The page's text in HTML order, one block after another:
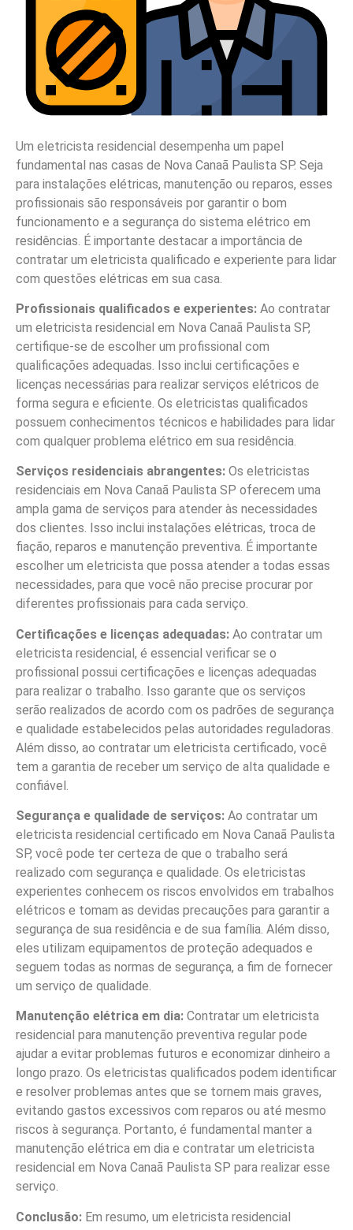
Um eletricista residencial desempenha um papel
fundamental nas casas de Nova Canaã Paulista SP. Seja
para instalações elétricas, manutenção ou reparos, esses
profissionais são responsáveis por garantir o bom
funcionamento e a segurança do sistema elétrico em
residências. É importante destacar a importância de
contratar um eletricista qualificado e experiente para lidar
com questões elétricas em sua casa.
Profissionais qualificados e experientes: Ao contratar
um eletricista residencial em Nova Canaã Paulista SP,
certifique-se de escolher um profissional com
qualificações adequadas. Isso inclui certificações e
licenças necessárias para realizar serviços elétricos de
forma segura e eficiente. Os eletricistas qualificados
possuem conhecimentos técnicos e habilidades para lidar
com qualquer problema elétrico em sua residência.
Serviços residenciais abrangentes: Os eletricistas
residenciais em Nova Canaã Paulista SP oferecem uma
ampla gama de serviços para atender às necessidades
dos clientes. Isso inclui instalações elétricas, troca de
fiação, reparos e manutenção preventiva. É importante
escolher um eletricista que possa atender a todas essas
necessidades, para que você não precise procurar por
diferentes profissionais para cada serviço.
Certificações e licenças adequadas: Ao contratar um
eletricista residencial, é essencial verificar se o
profissional possui certificações e licenças adequadas
para realizar o trabalho. Isso garante que os serviços
serão realizados de acordo com os padrões de segurança
e qualidade estabelecidos pelas autoridades reguladoras.
Além disso, ao contratar um eletricista certificado, você
tem a garantia de receber um serviço de alta qualidade e
confiável.
Segurança e qualidade de serviços: Ao contratar um
eletricista residencial certificado em Nova Canaã Paulista
SP, você pode ter certeza de que o trabalho será
realizado com segurança e qualidade. Os eletricistas
experientes conhecem os riscos envolvidos em trabalhos
elétricos e tomam as devidas precauções para garantir a
segurança de sua residência e de sua família. Além disso,
eles utilizam equipamentos de proteção adequados e
seguem todas as normas de segurança, a fim de fornecer
um serviço de qualidade.
Manutenção elétrica em dia: Contratar um eletricista
residencial para manutenção preventiva regular pode
ajudar a evitar problemas futuros e economizar dinheiro a
longo prazo. Os eletricistas qualificados podem identificar
e resolver problemas antes que se tornem mais graves,
evitando gastos excessivos com reparos ou até mesmo
riscos à segurança. Portanto, é fundamental manter a
manutenção elétrica em dia e contratar um eletricista
residencial em Nova Canaã Paulista SP para realizar esse
serviço.
Conclusão: Em resumo, um eletricista residencial